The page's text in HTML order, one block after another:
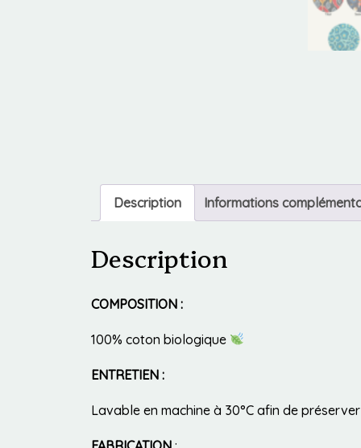
Description Informations
Description
COMPOSITION :
100% coton biologique
ENTRETIEN :
Lavable en machine à 30°C afin de